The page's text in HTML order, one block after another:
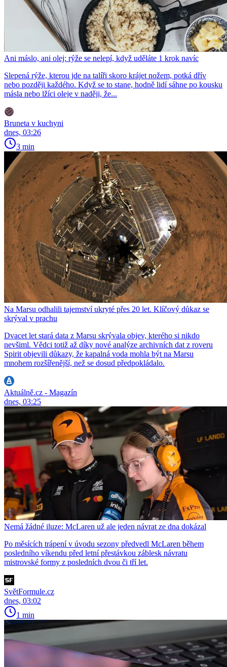
Ani máslo, ani olej: rýže se nelepí, když uděláte 1 krok navíc
Slepená rýže, kterou jde na talíři skoro krájet nožem, potká dřív
nebo později každého. Když se to stane, hodně lidí sáhne po kousku
másla nebo lžíci oleje v naději, že...
Bruneta v kuchyni
dnes, 03:26
3 min
Na Marsu odhalili tajemství ukryté přes 20 let. Klíčový důkaz se
skrýval v prachu
Dvacet let stará data z Marsu skrývala objev, kterého si nikdo
nevšiml. Vědci totiž až díky nové analýze archivních dat z roveru
Spirit objevili důkazy, že kapalná voda mohla být na Marsu
mnohem rozšířenější, než se dosud předpokládalo.
Aktuálně.cz - Magazín
dnes, 03:25
Nemá žádné iluze: McLaren už ale jeden návrat ze dna dokázal
Po měsících trápení v úvodu sezony předvedl McLaren během
posledního víkendu před letní přestávkou záblesk návratu
mistrovské formy z posledních dvou či tří let.
SvětFormule.cz
dnes, 03:02
1 min